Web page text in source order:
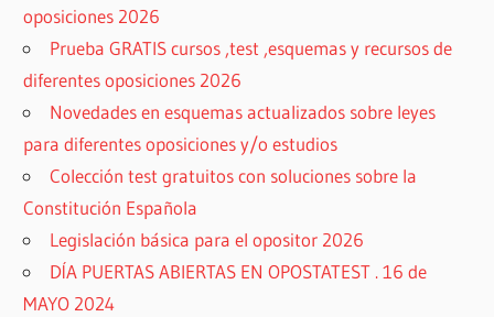
oposiciones 2026
Prueba GRATIS cursos ,test ,esquemas y recursos de
diferentes oposiciones 2026
Novedades en esquemas actualizados sobre leyes
para diferentes oposiciones y/o estudios
Colección test gratuitos con soluciones sobre la
Constitución Española
Legislación básica para el opositor 2026
DÍA PUERTAS ABIERTAS EN OPOSTATEST . 16 de
MAYO 2024